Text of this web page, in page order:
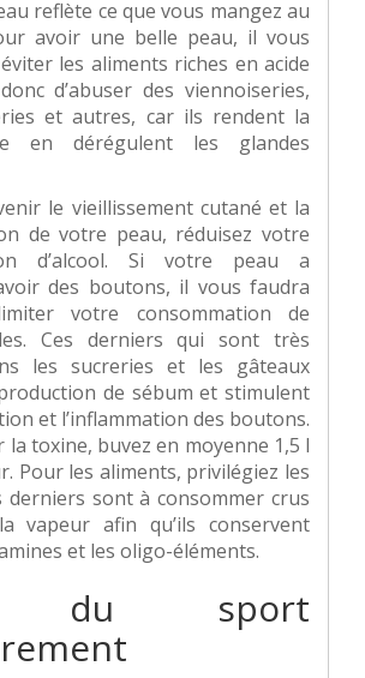
reflète ce que vous mangez au
avoir une belle peau, il vous
les aliments riches en acide
d’abuser des viennoiseries,
et autres, car ils rendent la
en dérégulent les glandes
le vieillissement cutané et la
de votre peau, réduisez votre
d’alcool. Si votre peau a
des boutons, il vous faudra
votre consommation de
Ces derniers qui sont très
les sucreries et les gâteaux
de sébum et stimulent
et l’inflammation des boutons.
la toxine, buvez en moyenne 1,5 l
Pour les aliments, privilégiez les
derniers sont à consommer crus
vapeur afin qu’ils conservent
et les oligo-éléments.
du sport